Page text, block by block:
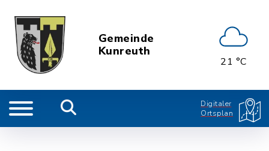
Gemeinde
Kunreuth
21 °C
Digitaler
Ortsplan